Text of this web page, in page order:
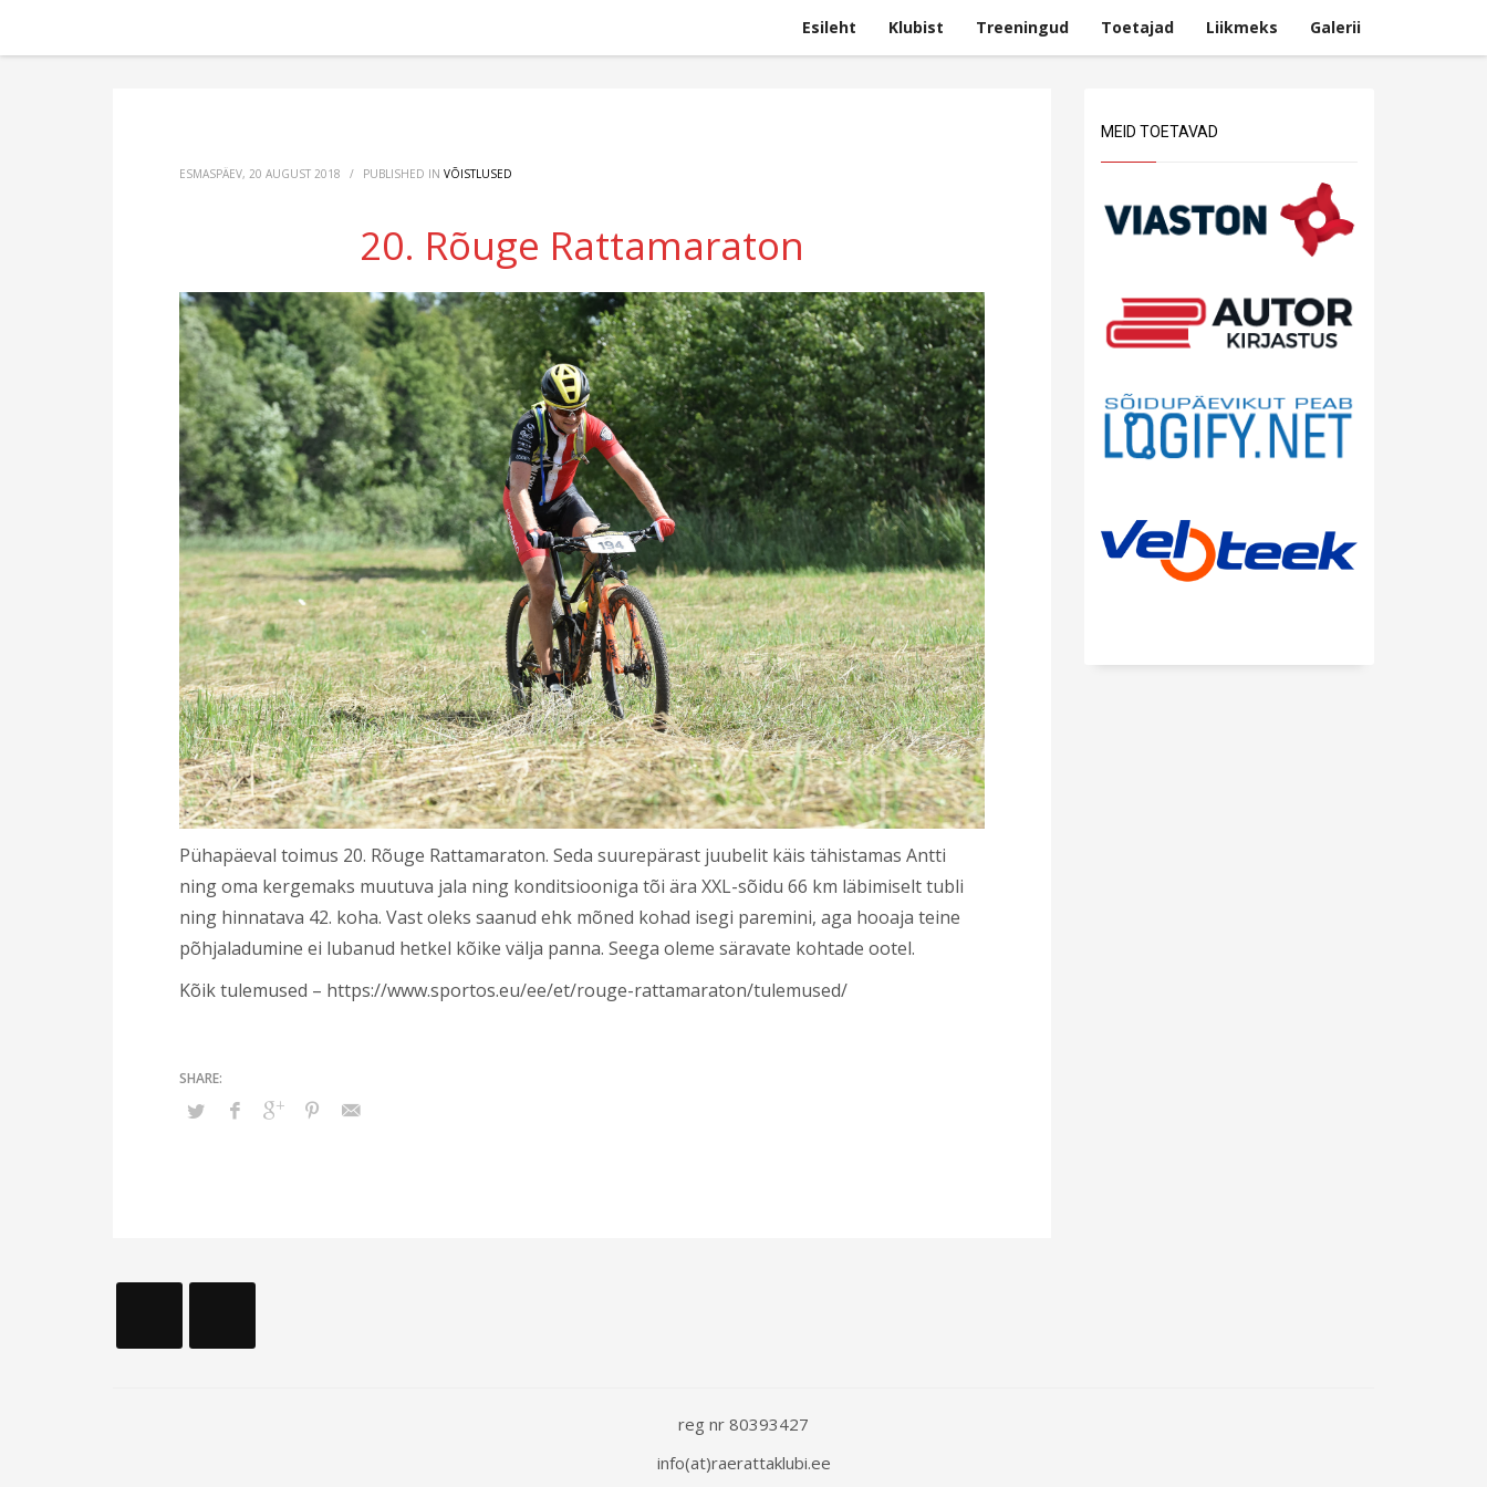
Esileht Klubist Treeningud Toetajad Liikmeks Galerii
ESMASPÄEV, 20 AUGUST 2018 / PUBLISHED IN VÕISTLUSED
20. Rõuge Rattamaraton
Pühapäeval toimus 20. Rõuge Rattamaraton. Seda suurepärast juubelit käis tähistamas Antti
ning oma kergemaks muutuva jala ning konditsiooniga tõi ära XXL-sõidu 66 km läbimiselt tubli
ning hinnatava 42. koha. Vast oleks saanud ehk mõned kohad isegi paremini, aga hooaja teine
põhjaladumine ei lubanud hetkel kõike välja panna. Seega oleme säravate kohtade ootel.
Kõik tulemused – https://www.sportos.eu/ee/et/rouge-rattamaraton/tulemused/
MEID TOETAVAD
reg nr 80393427
info(at)raerattaklubi.ee